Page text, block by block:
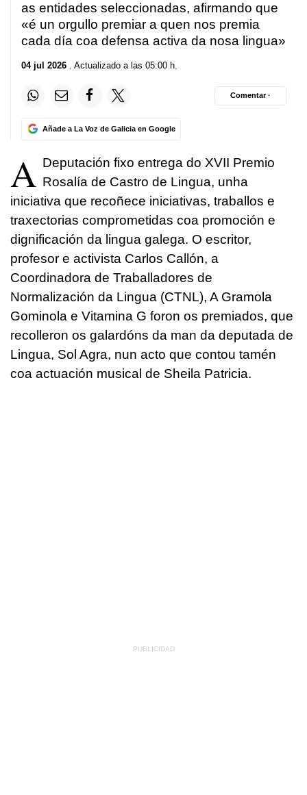
as entidades seleccionadas, afirmando que
«é un orgullo premiar a quen nos premia
cada día coa defensa activa da nosa lingua»
04 jul 2026 . Actualizado a las 05:00 h.
Añade a La Voz de Galicia en Google
Comentar ·
A Deputación fixo entrega do XVII Premio
Rosalía de Castro de Lingua, unha
iniciativa que recoñece iniciativas, traballos e
traxectorias comprometidas coa promoción e
dignificación da lingua galega. O escritor,
profesor e activista Carlos Callón, a
Coordinadora de Traballadores de
Normalización da Lingua (CTNL), A Gramola
Gominola e Vitamina G foron os premiados, que
recolleron os galardóns da man da deputada de
Lingua, Sol Agra, nun acto que contou tamén
coa actuación musical de Sheila Patricia.